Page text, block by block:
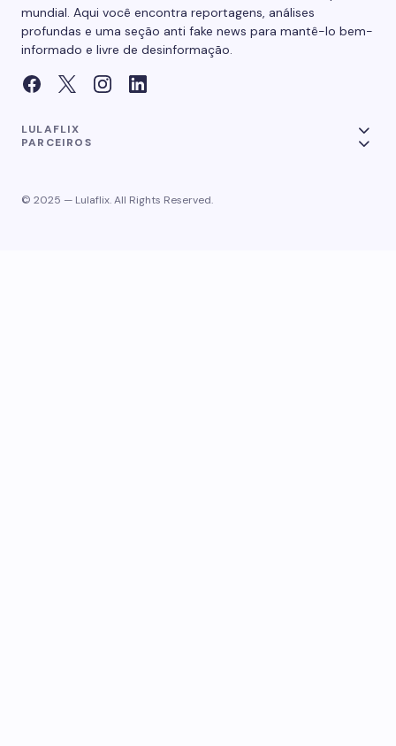
mundial. Aqui você encontra reportagens, análises
profundas e uma seção anti fake news para mantê-lo bem-
informado e livre de desinformação.
LULAFLIX
PARCEIROS
© 2025 — Lulaflix. All Rights Reserved.